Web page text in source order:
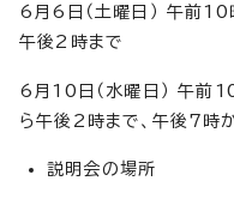
6月6日（土曜日） 午前10
午後2時まで
6月10日（水曜日） 午前
ら午後2時まで、午後7時
説明会の場所